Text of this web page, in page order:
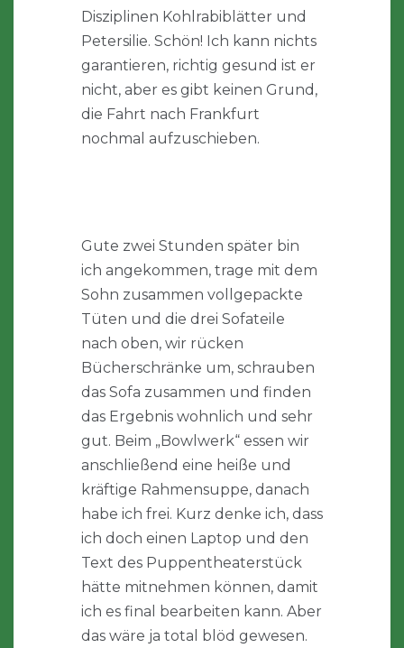
Disziplinen Kohlrabiblätter und
Petersilie. Schön! Ich kann nichts
garantieren, richtig gesund ist er
nicht, aber es gibt keinen Grund,
die Fahrt nach Frankfurt
nochmal aufzuschieben.
Gute zwei Stunden später bin
ich angekommen, trage mit dem
Sohn zusammen vollgepackte
Tüten und die drei Sofateile
nach oben, wir rücken
Bücherschränke um, schrauben
das Sofa zusammen und finden
das Ergebnis wohnlich und sehr
gut. Beim „Bowlwerk“ essen wir
anschließend eine heiße und
kräftige Rahmensuppe, danach
habe ich frei. Kurz denke ich, dass
ich doch einen Laptop und den
Text des Puppentheaterstück
hätte mitnehmen können, damit
ich es final bearbeiten kann. Aber
das wäre ja total blöd gewesen.